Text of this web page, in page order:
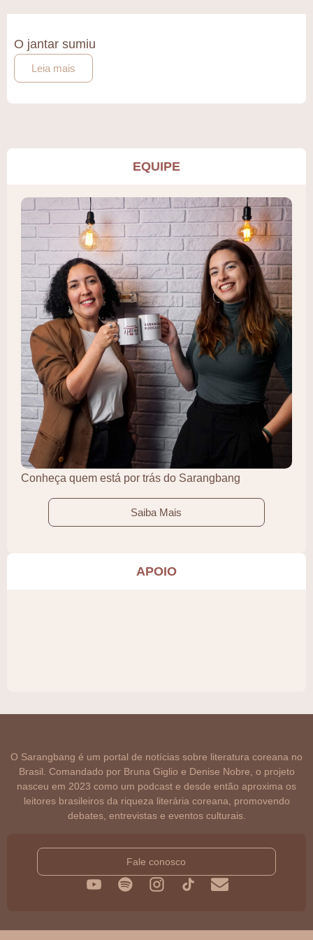
O jantar sumiu
Leia mais
EQUIPE
Conheça quem está por trás do Sarangbang
Saiba Mais
APOIO
O Sarangbang é um portal de notícias sobre literatura coreana no
Brasil. Comandado por Bruna Giglio e Denise Nobre, o projeto
nasceu em 2023 como um podcast e desde então aproxima os
leitores brasileiros da riqueza literária coreana, promovendo
debates, entrevistas e eventos culturais.
Fale conosco